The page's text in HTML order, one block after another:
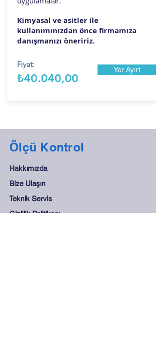
Kimyasal ve asitler ile
kullanımınızdan önce firmamıza
danışmanızı öneririz.
Fiyat:
₺40.040,00
Yer Ayırt
Ölçü Kontrol
Hakkımızda
Bize Ulaşın
Teknik Servis
Gizlilik Politikası